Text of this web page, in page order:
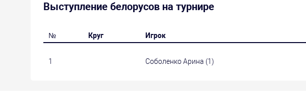
Выступление белорусов на турнире
№ Круг Игрок
1 Соболенко Арина (1)